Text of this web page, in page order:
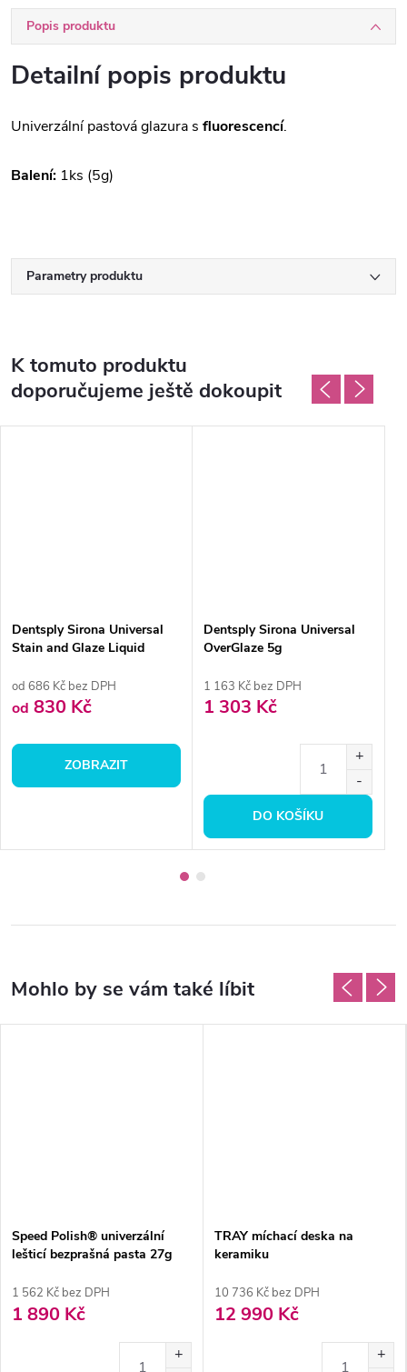
Popis produktu
Detailní popis produktu
Univerzální pastová glazura s fluorescencí.
Balení: 1ks (5g)
Parametry produktu
K tomuto produktu
doporučujeme ještě dokoupit
Dentsply Sirona Universal
Stain and Glaze Liquid
od 686 Kč bez DPH
od 830 Kč
ZOBRAZIT
Dentsply Sirona Universal
OverGlaze 5g
1 163 Kč bez DPH
1 303 Kč
DO KOŠÍKU
Speed Polish® univerzální
lešticí bezprašná pasta 27g
1 562 Kč bez DPH
1 890 Kč
TRAY míchací deska na
keramiku
10 736 Kč bez DPH
12 990 Kč